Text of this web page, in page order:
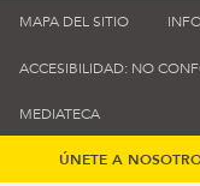
MAPA DEL SITIO
ACCESIBILIDAD: NO
MEDIATECA
ÚNETE A